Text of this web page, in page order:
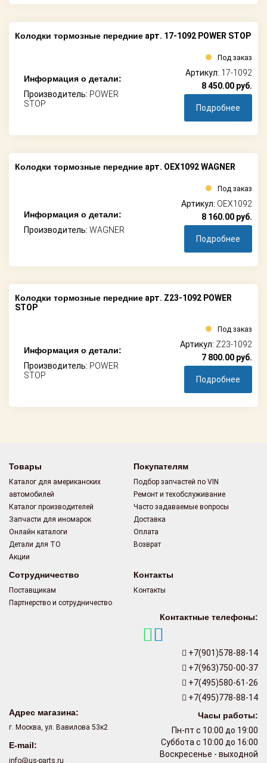
Колодки тормозные передние арт. 17-1092 POWER STOP
Информация о детали:
Производитель: POWER
STOP
Под заказ
Артикул: 17-1092
8 450.00 руб.
Подробнее
Колодки тормозные передние арт. OEX1092 WAGNER
Информация о детали:
Производитель: WAGNER
Под заказ
Артикул: OEX1092
8 160.00 руб.
Подробнее
Колодки тормозные передние арт. Z23-1092 POWER
STOP
Информация о детали:
Производитель: POWER
STOP
Под заказ
Артикул: Z23-1092
7 800.00 руб.
Подробнее
Товары
Каталог для американских
автомобилей
Каталог производителей
Запчасти для иномарок
Онлайн каталоги
Детали для ТО
Акции
Покупателям
Подбор запчастей по VIN
Ремонт и техобслуживание
Часто задаваемые вопросы
Доставка
Оплата
Возврат
Сотрудничество
Поставщикам
Партнерство и сотрудничество
Контакты
Контакты
Контактные телефоны:
+7(901)578-88-14
+7(963)750-00-37
+7(495)580-61-26
+7(495)778-88-14
Часы работы:
Пн-пт с 10:00 до 19:00
Суббота с 10:00 до 16:00
Воскресенье - выходной
Адрес магазина:
г. Москва, ул. Вавилова 53к2
E-mail:
info@us-parts.ru